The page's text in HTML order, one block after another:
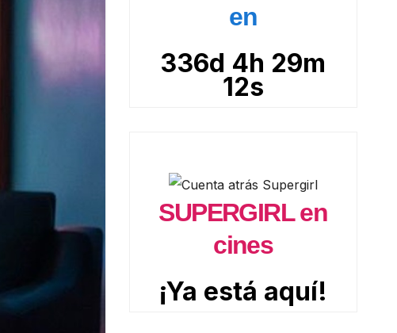
en
336d 4h 29m
11s
SUPERGIRL en
cines
¡Ya está aquí!